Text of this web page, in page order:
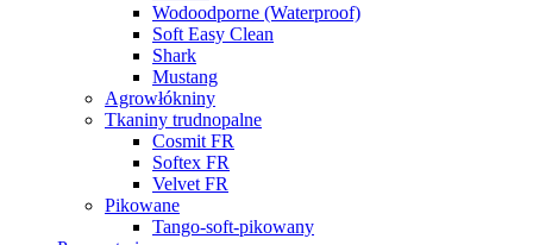
Wodoodporne (Waterproof)
Soft Easy Clean
Shark
Mustang
Agrowłókniny
Tkaniny trudnopalne
Cosmit FR
Softex FR
Velvet FR
Pikowane
Tango-soft-pikowany